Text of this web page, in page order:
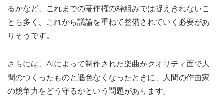
るかなど、これまでの著作権の枠組みでは捉えきれないこ
とも多く、これから議論を重ねて整備されていく必要があ
りそうです。
さらには、AIによって制作された楽曲がクオリティ面で人
間のつくったものと遜色なくなったときに、人間の作曲家
の競争力をどう守るかという問題があります。